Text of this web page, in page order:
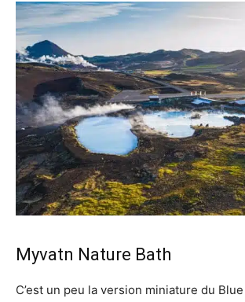
Myvatn Nature Bath
C’est un peu la version miniature du